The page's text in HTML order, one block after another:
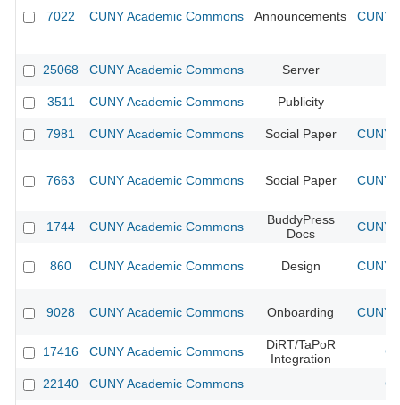
7022 CUNY Academic Commons Announcements CUNY
25068 CUNY Academic Commons Server
3511 CUNY Academic Commons Publicity
7981 CUNY Academic Commons Social Paper CUNY
7663 CUNY Academic Commons Social Paper CUNY
1744 CUNY Academic Commons
BuddyPress
Docs
CUNY
860 CUNY Academic Commons Design CUNY
9028 CUNY Academic Commons Onboarding CUNY
17416 CUNY Academic Commons
DiRT/TaPoR
Integration
22140 CUNY Academic Commons